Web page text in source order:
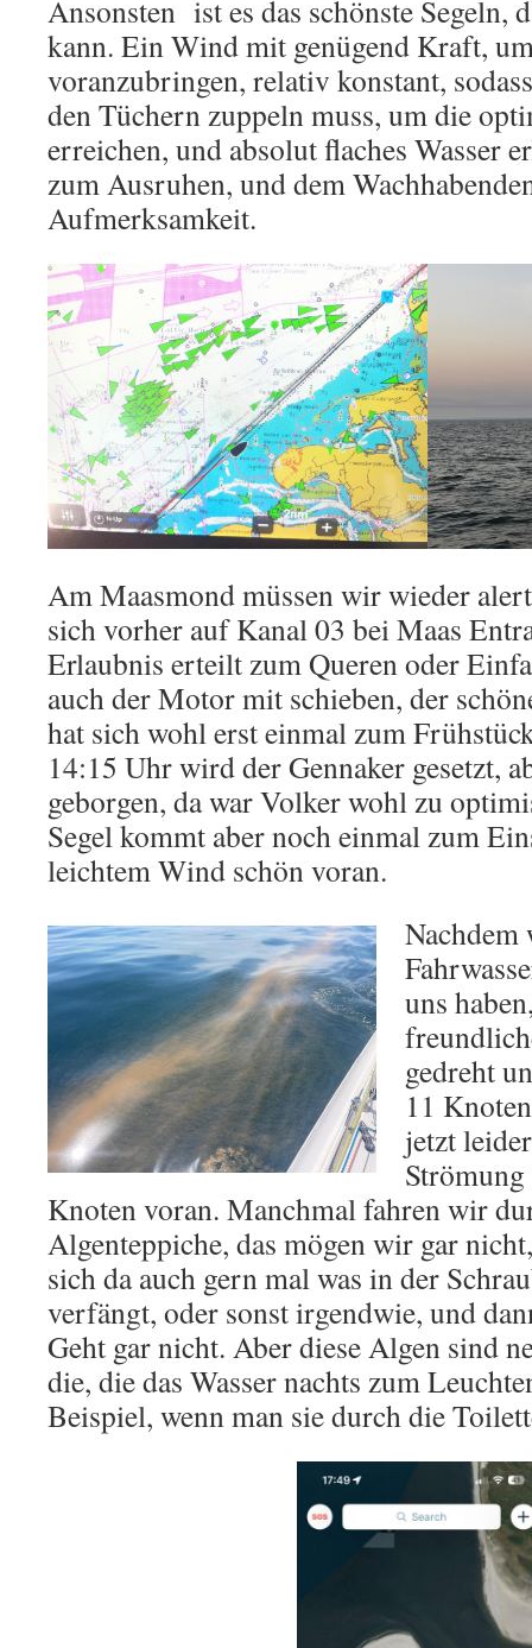
Ansonsten ist es das schönste Segeln,
kann. Ein Wind mit genügend Kraft,
voranzubringen, relativ konstant,
den Tüchern zuppeln muss, um die
erreichen, und absolut flaches Wasser
zum Ausruhen, und dem
Aufmerksamkeit.
Am Maasmond müssen wir wieder
sich vorher auf Kanal 03 bei Maas
Erlaubnis erteilt zum Queren oder
auch der Motor mit schieben, der
hat sich wohl erst einmal zum
14:15 Uhr wird der Gennaker gesetzt,
geborgen, da war Volker wohl zu
Segel kommt aber noch einmal zum
leichtem Wind schön voran.
Nachdem
uns
gedreht
11
jetzt
Knoten voran. Manchmal fahren wir
Algenteppiche, das mögen wir gar
sich da auch gern mal was in der
verfängt, oder sonst irgendwie, und
Geht gar nicht. Aber diese Algen sind
die, die das Wasser nachts zum
Beispiel, wenn man sie durch die